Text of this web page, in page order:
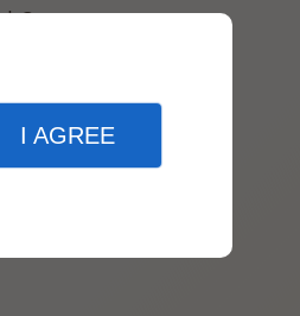
I AGREE
Ce
de la